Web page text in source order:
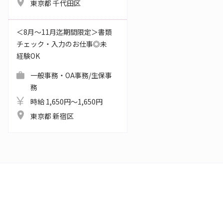
東京都 千代田区
＜8月～11月迄期間限定＞書類
チェック・入力のお仕事◎未
経験OK
一般事務・OA事務/生保事
務
時給 1,650円～1,650円
東京都 新宿区